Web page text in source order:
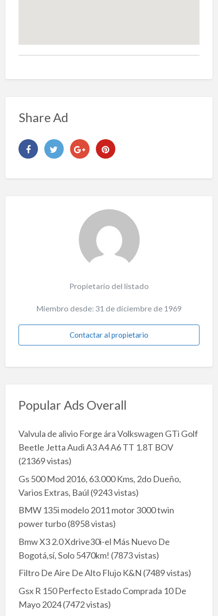
Share Ad
Propietario del listado
Miembro desde: 31 de diciembre de 1969
Contactar al propietario
Popular Ads Overall
Valvula de alivio Forge ára Volkswagen GTi Golf
Beetle Jetta Audi A3 A4 A6 TT 1.8T BOV
(21369 vistas)
Gs 500 Mod 2016, 63.000 Kms, 2do Dueño,
Varios Extras, Baúl (9243 vistas)
BMW 135i modelo 2011 motor 3000 twin
power turbo(8958 vistas)
Bmw X3 2.0 Xdrive30i-el Más Nuevo De
Bogotá,sí, Solo 5470km! (7873 vistas)
Filtro De Aire De Alto Flujo K&N (7489 vistas)
Gsx R 150 Perfecto Estado Comprada 10 De
Mayo 2024(7472 vistas)